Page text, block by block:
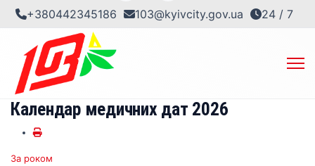
+380442345186 103@kyivcity.gov.ua 24 / 7
Календар медичних дат 2026
За роком